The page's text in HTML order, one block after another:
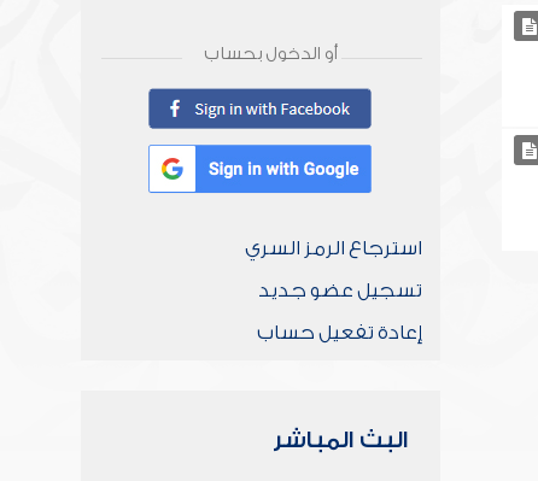
أو الدخول بحساب
استرجاع الرمز السري
تسجيل عضو جديد
إعادة تفعيل حساب
البث المباشر